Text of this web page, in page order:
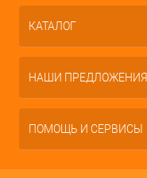
КАТАЛОГ
НАШИ ПРЕДЛОЖЕНИЯ
ПОМОЩЬ И СЕРВИСЫ